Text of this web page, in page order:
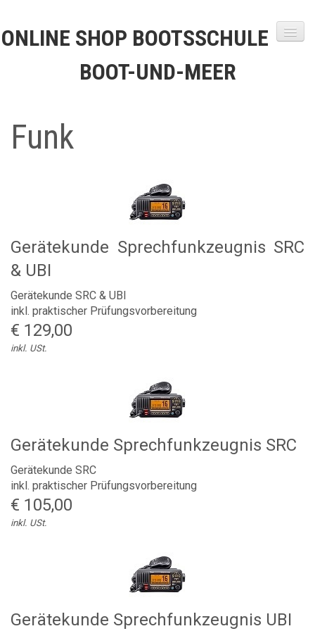
ONLINE SHOP BOOTSSCHULE
BOOT-UND-MEER
Shop
Kontakt
Funk
Gerätekunde Sprechfunkzeugnis SRC
& UBI
Gerätekunde SRC & UBI
inkl. praktischer Prüfungsvorbereitung
€ 129,00
inkl. USt.
Gerätekunde Sprechfunkzeugnis SRC
Gerätekunde SRC
inkl. praktischer Prüfungsvorbereitung
€ 105,00
inkl. USt.
Gerätekunde Sprechfunkzeugnis UBI